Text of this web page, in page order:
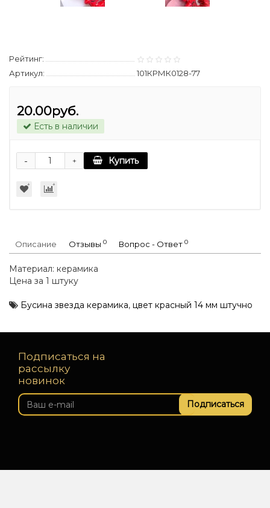
Рейтинг:
Артикул:
101КРМК0128-77
20.00руб.
Есть в наличии
+
- Купить
Описание Отзывы 0 Вопрос - Ответ 0
Материал: керамика
Цена за 1 штуку
Бусина звезда керамика, цвет красный 14 мм штучно
Подписаться на
рассылку
новинок
Подписаться